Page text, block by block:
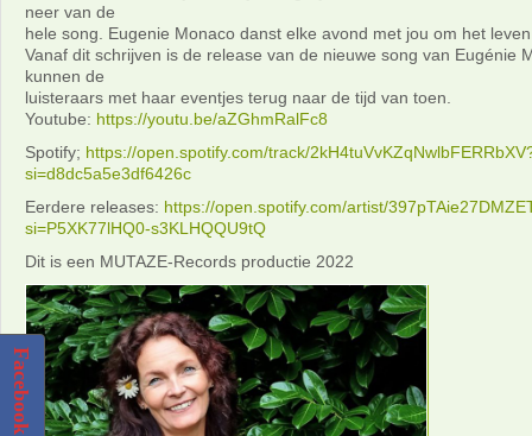
neer van de
hele song. Eugenie Monaco danst elke avond met jou om het
Vanaf dit schrijven is de release van de nieuwe song van Eugénie
kunnen de
luisteraars met haar eventjes terug naar de tijd van toen.
Youtube: https://youtu.be/aZGhmRalFc8
Spotify; https://open.spotify.com/track/
si=d8dc5a5e3df6426c
Eerdere releases: https://open.spotify.com/artist/
si=P5XK77lHQ0-s3KLHQQU9tQ
Dit is een MUTAZE-Records productie 2022
Facebook